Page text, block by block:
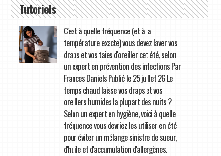
Tutoriels
C'est à quelle fréquence (et à la
température exacte) vous devez laver vos
draps et vos taies d'oreiller cet été, selon
un expert en prévention des infections Par
Frances Daniels Publié le 25 juillet 26 Le
temps chaud laisse vos draps et vos
oreillers humides la plupart des nuits ?
Selon un expert en hygiène, voici à quelle
fréquence vous devriez les utiliser en été
pour éviter un mélange sinistre de sueur,
d'huile et d'accumulation d'allergènes.